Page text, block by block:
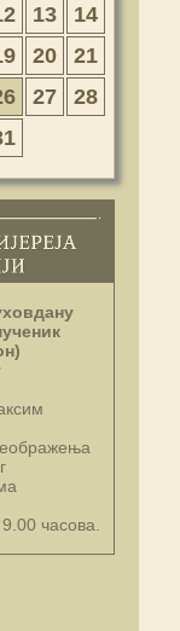
13
14
20
21
27
28
9.00 часова.